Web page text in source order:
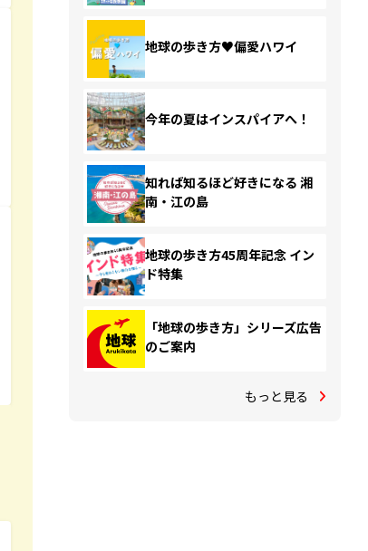
地球の歩き方♥偏愛ハワイ
今年の夏はインスパイアへ！
知れば知るほど好きになる 湘
南・江の島
地球の歩き方45周年記念 イン
ド特集
「地球の歩き方」シリーズ広告
のご案内
もっと見る